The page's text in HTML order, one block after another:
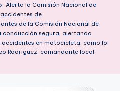
Alerta la Comisión Nacional de
de
de la Comisión Nacional de
conducción segura, alertando
en motocicleta, como lo
Rodriguez, comandante local